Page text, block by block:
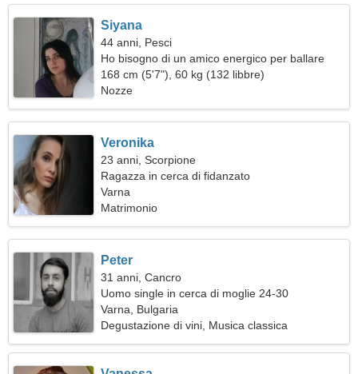
Siyana
44 anni, Pesci
Ho bisogno di un amico energico per ballare
insieme
168 cm (5'7"), 60 kg (132 libbre)
Nozze
Veronika
23 anni, Scorpione
Ragazza in cerca di fidanzato
Varna
Matrimonio
Peter
31 anni, Cancro
Uomo single in cerca di moglie 24-30
Varna, Bulgaria
Degustazione di vini, Musica classica